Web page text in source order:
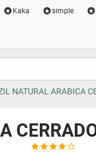
Kaka simple
NATURAL ARABICA